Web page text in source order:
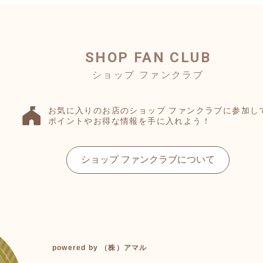
SHOP FAN CLUB
お気に入りのお店のショップ ファンクラブに参加し
ポイントやお得な情報を手に入れよう！
ショップ ファンクラブについて
powered by （株）アマル